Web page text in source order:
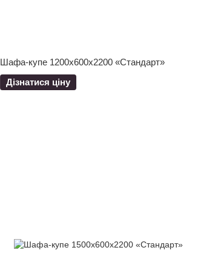
Шафа-купе 1200x600x2200 «Стандарт»
Дізнатися ціну